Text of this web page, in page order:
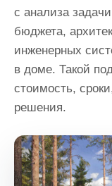
с анализа
бюджета,
инженерных
в доме. Такой
стоимость,
решения.